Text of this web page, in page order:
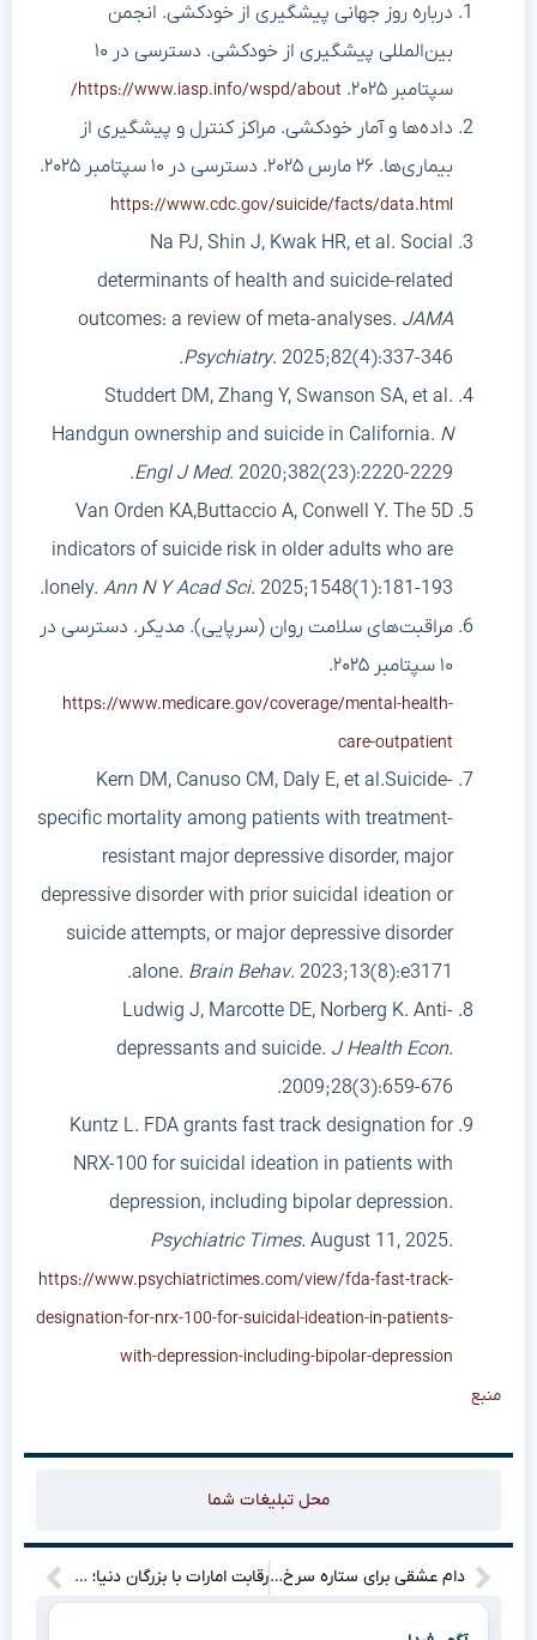
درباره روز جهانی پیشگیری از خودکشی. انجمن
بین‌المللی پیشگیری از خودکشی. دسترسی در ۱۰
سپتامبر ۲۰۲۵.
https://www.iasp.info/wspd/about/
داده‌ها و آمار خودکشی. مراکز کنترل و پیشگیری از
بیماری‌ها. ۲۶ مارس ۲۰۲۵. دسترسی در ۱۰ سپتامبر ۲۰۲۵.
https://www.cdc.gov/suicide/facts/data.html
Na PJ, Shin J, Kwak HR, et al. Social
determinants of health and suicide-related
outcomes: a review of meta-analyses. JAMA
Psychiatry. 2025;82(4):337-346.
Studdert DM, Zhang Y, Swanson SA, et al.
Handgun ownership and suicide in California. N
Engl J Med. 2020;382(23):2220-2229.
Van Orden KA,Buttaccio A, Conwell Y. The 5D
indicators of suicide risk in older adults who are
lonely. Ann N Y Acad Sci. 2025;1548(1):181-193.
مراقبت‌های سلامت روان (سرپایی). مدیکر. دسترسی در
۱۰ سپتامبر ۲۰۲۵.
https://www.medicare.gov/coverage/mental-health-
care-outpatient
Kern DM, Canuso CM, Daly E, et al.Suicide-
specific mortality among patients with treatment-
resistant major depressive disorder, major
depressive disorder with prior suicidal ideation or
suicide attempts, or major depressive disorder
alone. Brain Behav. 2023;13(8):e3171.
Ludwig J, Marcotte DE, Norberg K. Anti-
depressants and suicide. J Health Econ.
2009;28(3):659-676.
Kuntz L. FDA grants fast track designation for
NRX-100 for suicidal ideation in patients with
depression, including bipolar depression.
Psychiatric Times. August 11, 2025.
https://www.psychiatrictimes.com/view/fda-fast-track-
designation-for-nrx-100-for-suicidal-ideation-in-patients-
with-depression-including-bipolar-depression
منبع
محل تبلیغات شما
دام عشقی برای ستاره سرخ؟ نقشه پنهانی گلر آبی و همسرش فاش شد!” رقابت امارات با بزرگان دنیا؛ هوش مصنوعی عربی K۲ Think رونمایی شد